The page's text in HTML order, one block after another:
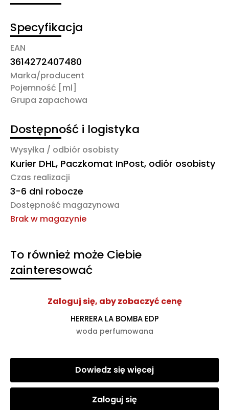
Specyfikacja
EAN
3614272407480
Marka/producent
Pojemność [ml]
Grupa zapachowa
Dostępność i logistyka
Wysyłka / odbiór osobisty
Kurier DHL, Paczkomat InPost, odiór osobisty
Czas realizacji
3-6 dni robocze
Dostępność magazynowa
Brak w magazynie
To również może Ciebie
zainteresować
Zaloguj się, aby zobaczyć cenę
HERRERA LA BOMBA EDP
woda perfumowana
Dowiedz się więcej
Zaloguj się